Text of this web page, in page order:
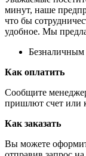
минут, наше
что бы
удобное. Мы
Безналичным
Как оплатить
Сообщите
пришлют счет или
Как заказать
Вы можете